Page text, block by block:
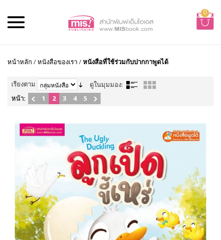
0
หน้าหลัก /หนังสือของเรา /หนังสือที่ใช้ร่วมกับปากกาพูดได้
เรียงตาม
ดูในมุมมอง:
หน้า:
1 2 3 4 5